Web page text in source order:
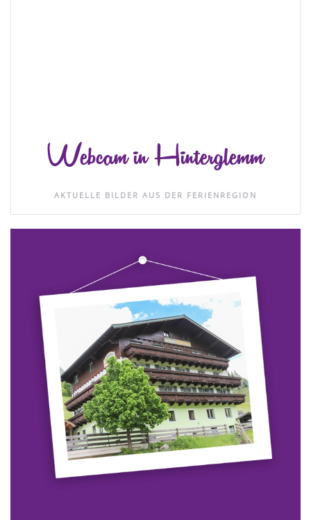
Webcam in Hinterglemm
AKTUELLE BILDER AUS DER FERIENREGION